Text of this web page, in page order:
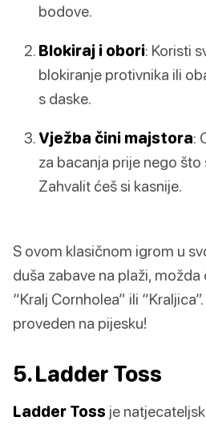
bodove.
Blokiraj i obori: Koristi
blokiranje protivnika ili
s daske.
Vježba čini majstora:
za bacanja prije nego
Zahvalit ćeš si kasnije.
S ovom klasičnom igrom u
duša zabave na plaži,
“Kralj Cornholea” ili
proveden na pijesku!
5. Ladder Toss
Ladder Toss je